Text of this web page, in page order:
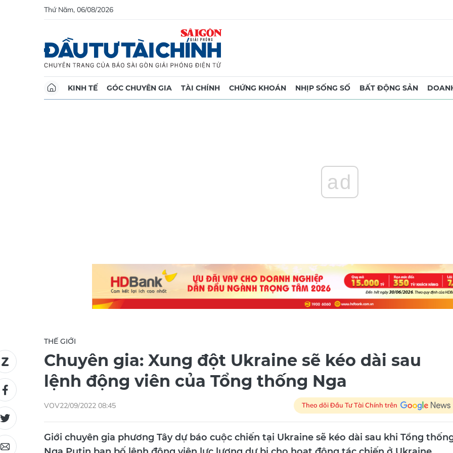
Thứ Năm, 06/08/2026
KINH TẾ GÓC CHUYÊN GIA TÀI CHÍNH CHỨNG KHOÁN NHỊP SỐNG SỐ BẤT ĐỘNG SẢN
ad
THẾ GIỚI
Chuyên gia: Xung đột Ukraine sẽ kéo dài sau
lệnh động viên của Tổng thống Nga
VOV 22/09/2022 08:45 Theo dõi Đầu Tư Tài Chính trên
Giới chuyên gia phương Tây dự báo cuộc chiến tại Ukraine sẽ kéo dài sau khi Tổng